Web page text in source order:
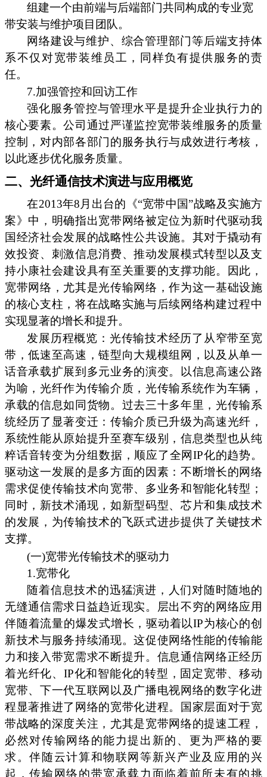
组建一个由前端与后端部门共同构成的专业宽
带安装与维护项目团队。
网络建设与维护、综合管理部门等后端支持体
系不仅对宽带装维员工，同样负有提供服务的责
任。
7.加强管控和回访工作
强化服务管控与管理水平是提升企业执行力的
核心要素。公司通过严谨监控宽带装维服务的质量
控制，对内部各部门的服务执行与成效进行考核，
以此逐步优化服务质量。
二、光纤通信技术演进与应用概览
在2013年8月出台的《“宽带中国”战略及实施方
案》中，明确指出宽带网络被定位为新时代驱动我
国经济社会发展的战略性公共设施。其对于撬动有
效投资、刺激信息消费、推动发展模式转型以及支
持小康社会建设具有至关重要的支撑功能。因此，
宽带网络，尤其是光传输网络，作为这一基础设施
的核心支柱，将在战略实施与后续网络构建过程中
实现显著的增长和提升。
发展历程概览：光传输技术经历了从窄带至宽
带，低速至高速，链型向大规模组网，以及从单一
话音承载扩展到多元业务的演变。以信息高速公路
为喻，光纤作为传输介质，光传输系统作为车辆，
承载的信息如同货物。过去三十多年里，光传输系
统经历了显著变迁：传输介质已升级为高速光纤，
系统性能从原始提升至赛车级别，信息类型也从纯
粹话音转变为分组数据，顺应了全网IP化的趋势。
驱动这一发展的是多方面的因素：不断增长的网络
需求促使传输技术向宽带、多业务和智能化转型；
同时，新技术涌现，如新型码型、芯片和集成技术
的发展，为传输技术的飞跃式进步提供了关键技术
支撑。
(一)宽带光传输技术的驱动力
1.宽带化
随着信息技术的迅猛演进，人们对随时随地的
无缝通信需求日益趋近现实。层出不穷的网络应用
伴随着流量的爆发式增长，驱动着以IP为核心的创
新技术与服务持续涌现。这促使网络性能的传输能
力和接入带宽需求不断提升。信息通信网络正经历
着光纤化、IP化和智能化的转型，固定宽带、移动
宽带、下一代互联网以及广播电视网络的数字化进
程显著推进了网络的宽带化进程。国家层面对于宽
带战略的深度关注，尤其是宽带网络的提速工程，
必然对传输网络的能力提出新的、更为严格的要
求。伴随云计算和物联网等新兴产业及应用的兴
起，传输网络的带宽承载力面临着前所未有的挑